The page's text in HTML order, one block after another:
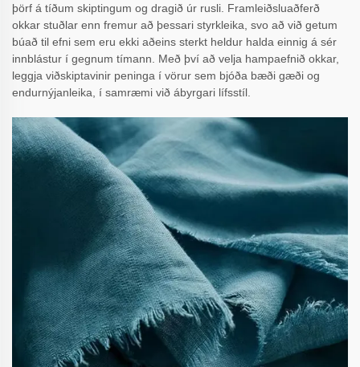
þörf á tíðum skiptingum og dragið úr rusli. Framleiðsluaðferð
okkar stuðlar enn fremur að þessari styrkleika, svo að við getum
búað til efni sem eru ekki aðeins sterkt heldur halda einnig á sér
innblástur í gegnum tímann. Með því að velja hampaefnið okkar,
leggja viðskiptavinir peninga í vörur sem bjóða bæði gæði og
endurnýjanleika, í samræmi við ábyrgari lífsstíl.